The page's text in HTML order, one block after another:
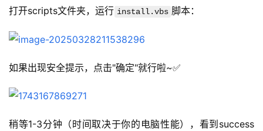
打开scripts文件夹，运行 install.vbs 脚本：
如果出现安全提示，点击"确定"就行啦~✅
稍等1-3分钟（时间取决于你的电脑性能），看到success